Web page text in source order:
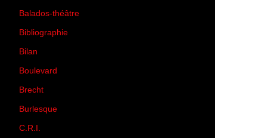
Balados-théâtre
Bibliographie
Bilan
Boulevard
Brecht
Burlesque
C.R.I.